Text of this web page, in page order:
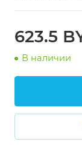
мм
Поставка:
встроенной
дверями
размерам
Отступ
623.5
В наличии